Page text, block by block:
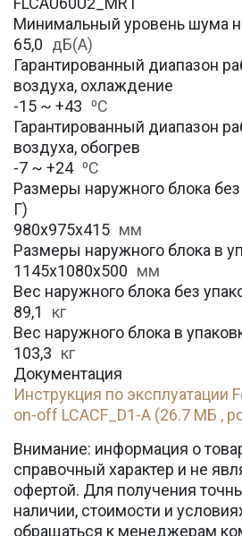
Минимальный уровень шума
65,0 дБ(А)
Гарантированный диапазон
воздуха, охлаждение
-15 ~ +43 ⁰С
Гарантированный диапазон
воздуха, обогрев
-7 ~ +24 ⁰С
Размеры наружного блока
Г)
980x975x415 мм
Размеры наружного блока в
1145x1080x500 мм
Вес наружного блока без
89,1
кг
Вес наружного блока в
103,3 кг
Документация
Инструкция по эксплуатации
on-off LCACF_D1-A (26.7 МБ ,
Внимание: информация о
справочный характер и не
офертой. Для получения
наличии, стоимости и
обращаться к менеджерам